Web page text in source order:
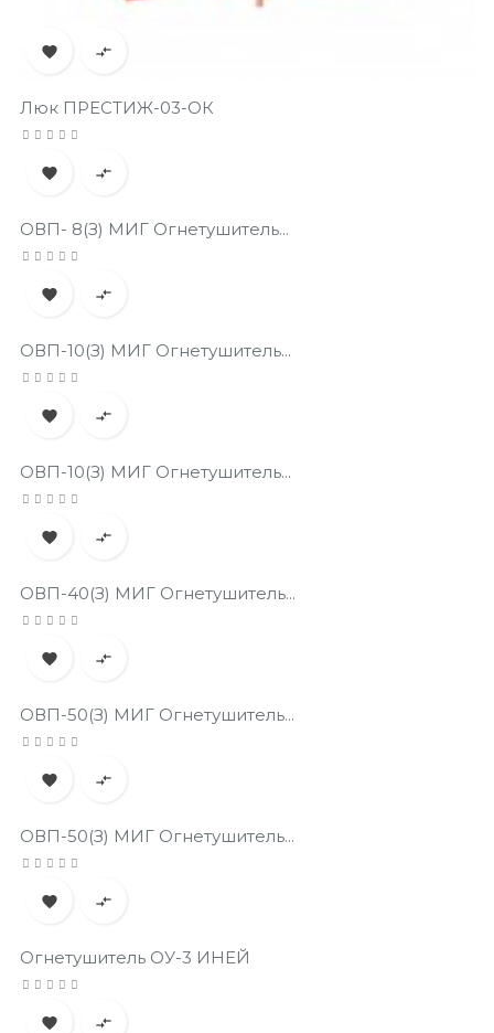
 
Люк ПРЕСТИЖ-03-ОК
 
ОВП- 8(з) МИГ Огнетушитель...
 
ОВП-10(з) МИГ Огнетушитель...
 
ОВП-10(з) МИГ Огнетушитель...
 
ОВП-40(з) МИГ Огнетушитель...
 
ОВП-50(з) МИГ Огнетушитель...
 
ОВП-50(з) МИГ Огнетушитель...
 
Огнетушитель ОУ-3 ИНЕЙ
 